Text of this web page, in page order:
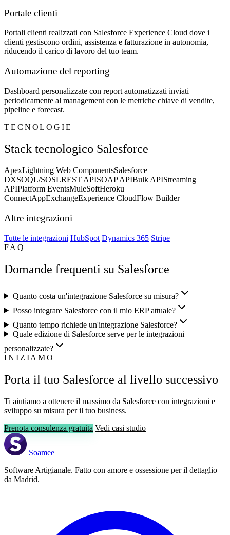
Portale clienti
Portali clienti realizzati con Salesforce Experience Cloud dove i
clienti gestiscono ordini, assistenza e fatturazione in autonomia,
riducendo il carico di lavoro del tuo team.
Automazione del reporting
Dashboard personalizzate con report automatizzati inviati
periodicamente al management con le metriche chiave di vendite,
pipeline e forecast.
TECNOLOGIE
Stack tecnologico Salesforce
ApexLightning Web ComponentsSalesforce
DXSOQL/SOSLREST APISOAP APIBulk APIStreaming
APIPlatform EventsMuleSoftHeroku
ConnectAppExchangeExperience CloudFlow Builder
Altre integrazioni
Tutte le integrazioni HubSpot Dynamics 365 Stripe
FAQ
Domande frequenti su Salesforce
Quanto costa un'integrazione Salesforce su misura?
Posso integrare Salesforce con il mio ERP attuale?
Quanto tempo richiede un'integrazione Salesforce?
Quale edizione di Salesforce serve per le integrazioni
personalizzate?
INIZIAMO
Porta il tuo Salesforce al livello successivo
Ti aiutiamo a ottenere il massimo da Salesforce con integrazioni e
sviluppo su misura per il tuo business.
Prenota consulenza gratuita Vedi casi studio
Soamee
Software Artigianale. Fatto con amore e ossessione per il dettaglio
da Madrid.